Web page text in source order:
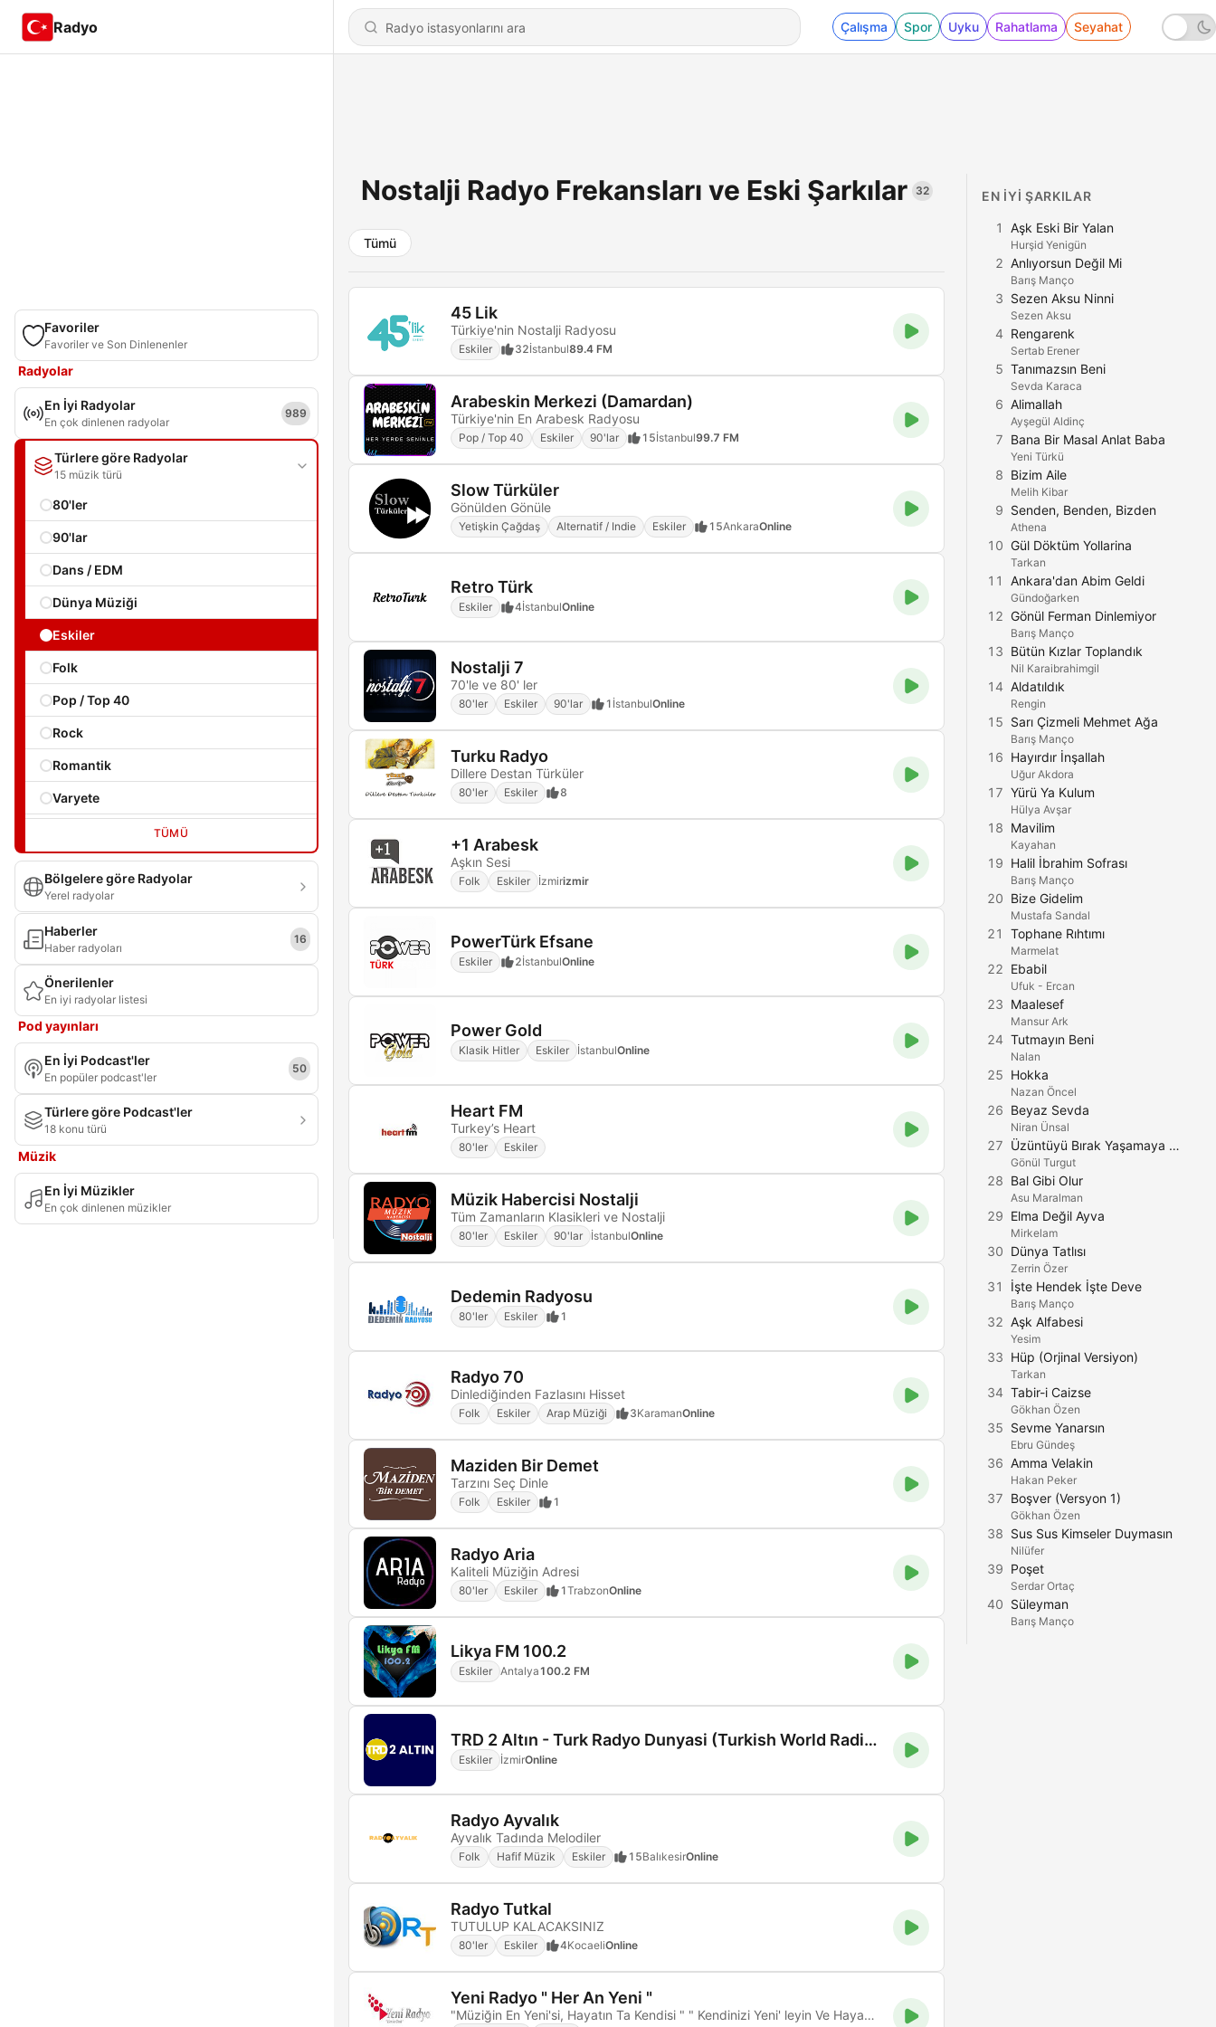
Radyo Çalışma Spor Uyku Rahatlama Seyahat
Favoriler
Favoriler ve Son Dinlenenler
Radyolar
En İyi Radyolar
En çok dinlenen radyolar
989
Türlere göre Radyolar
15 müzik türü
80'ler
90'lar
Dans / EDM
Dünya Müziği
Eskiler
Folk
Pop / Top 40
Rock
Romantik
Varyete
TÜMÜ
Bölgelere göre Radyolar
Yerel radyolar
Haberler
Haber radyoları
16
Önerilenler
En iyi radyolar listesi
Pod yayınları
En İyi Podcast'ler
En popüler podcast'ler
50
Türlere göre Podcast'ler
18 konu türü
Müzik
En İyi Müzikler
En çok dinlenen müzikler
Nostalji Radyo Frekansları ve Eski Şarkılar 32
Tümü
45 Lik
Türkiye'nin Nostalji Radyosu
Eskiler 32İstanbul89.4 FM
Arabeskin Merkezi (Damardan)
Türkiye'nin En Arabesk Radyosu
Pop / Top 40 Eskiler 90'lar 15İstanbul99.7 FM
Slow Türküler
Gönülden Gönüle
Yetişkin Çağdaş Alternatif / Indie Eskiler 15AnkaraOnline
Retro Türk
Eskiler 4İstanbulOnline
Nostalji 7
70'le ve 80' ler
80'ler Eskiler 90'lar 1 İstanbulOnline
Turku Radyo
Dillere Destan Türküler
80'ler Eskiler 8
+1 Arabesk
Aşkın Sesi
Folk Eskiler İzmirizmir
PowerTürk Efsane
Eskiler 2İstanbulOnline
Power Gold
Klasik Hitler Eskiler İstanbulOnline
Heart FM
Turkey’s Heart
80'ler Eskiler
Müzik Habercisi Nostalji
Tüm Zamanların Klasikleri ve Nostalji
80'ler Eskiler 90'lar İstanbulOnline
Dedemin Radyosu
80'ler Eskiler 1
Radyo 70
Dinlediğinden Fazlasını Hisset
Folk Eskiler Arap Müziği 3KaramanOnline
Maziden Bir Demet
Tarzını Seç Dinle
Folk Eskiler 1
Radyo Aria
Kaliteli Müziğin Adresi
80'ler Eskiler 1TrabzonOnline
Likya FM 100.2
Eskiler Antalya100.2 FM
TRD 2 Altın - Turk Radyo Dunyasi (Turkish World Radio)
Eskiler İzmirOnline
Radyo Ayvalık
Ayvalık Tadında Melodiler
Folk Hafif Müzik Eskiler 15BalıkesirOnline
Radyo Tutkal
TUTULUP KALACAKSINIZ
80'ler Eskiler 4KocaeliOnline
Yeni Radyo " Her An Yeni "
"Müziğin En Yeni'si, Hayatın Ta Kendisi " " Kendinizi Yeni' leyin Ve Hayata Müzikle Değer Katın "
EN IYI ŞARKILAR
1 Aşk Eski Bir Yalan
Hurşid Yenigün
2 Anlıyorsun Değil Mi
Barış Manço
3 Sezen Aksu Ninni
Sezen Aksu
4 Rengarenk
Sertab Erener
5 Tanımazsın Beni
Sevda Karaca
6 Alimallah
Ayşegül Aldinç
7 Bana Bir Masal Anlat Baba
Yeni Türkü
8 Bizim Aile
Melih Kibar
9 Senden, Benden, Bizden
Athena
10 Gül Döktüm Yollarina
Tarkan
11 Ankara'dan Abim Geldi
Gündoğarken
12 Gönül Ferman Dinlemiyor
Barış Manço
13 Bütün Kızlar Toplandık
Nil Karaibrahimgil
14 Aldatıldık
Rengin
15 Sarı Çizmeli Mehmet Ağa
Barış Manço
16 Hayırdır İnşallah
Uğur Akdora
17 Yürü Ya Kulum
Hülya Avşar
18 Mavilim
Kayahan
19 Halil İbrahim Sofrası
Barış Manço
20 Bize Gidelim
Mustafa Sandal
21 Tophane Rıhtımı
Marmelat
22 Ebabil
Ufuk - Ercan
23 Maalesef
Mansur Ark
24 Tutmayın Beni
Nalan
25 Hokka
Nazan Öncel
26 Beyaz Sevda
Niran Ünsal
27 Üzüntüyü Bırak Yaşamaya Bak
Gönül Turgut
28 Bal Gibi Olur
Asu Maralman
29 Elma Değil Ayva
Mirkelam
30 Dünya Tatlısı
Zerrin Özer
31 İşte Hendek İşte Deve
Barış Manço
32 Aşk Alfabesi
Yesim
33 Hüp (Orjinal Versiyon)
Tarkan
34 Tabir-i Caizse
Gökhan Özen
35 Sevme Yanarsın
Ebru Gündeş
36 Amma Velakin
Hakan Peker
37 Boşver (Versyon 1)
Gökhan Özen
38 Sus Sus Kimseler Duymasın
Nilüfer
39 Poşet
Serdar Ortaç
40 Süleyman
Barış Manço